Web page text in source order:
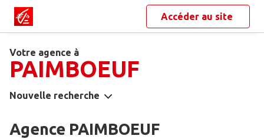
Accéder au site
Votre agence à
PAIMBOEUF
Nouvelle recherche
Agence PAIMBOEUF